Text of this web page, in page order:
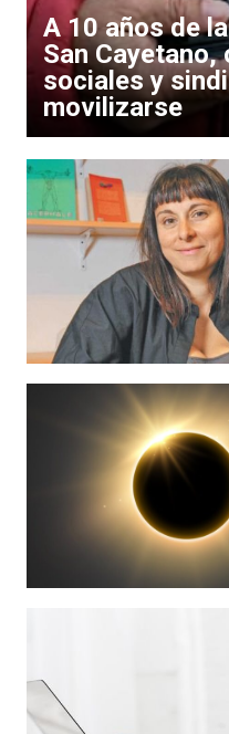
A 10 años de
San
sociales y
movilizarse